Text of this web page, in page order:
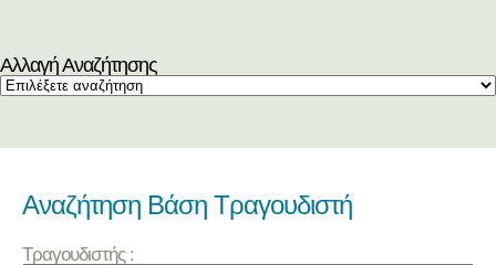
Αλλαγή Αναζήτησης
Αναζήτηση Βάση Τραγουδιστή
Τραγουδιστής :